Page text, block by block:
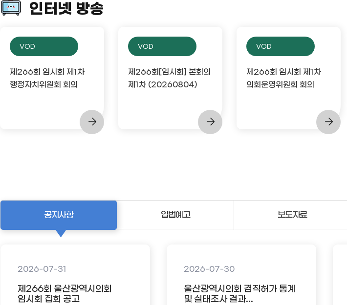
인터넷 방송
VOD
제266회 임시회 제1차
행정자치위원회 회의
VOD
제266회[임시회] 본회의
제1차 (20260804)
VOD
제266회 임시회 제1차
의회운영위원회 회의
공지사항
2026-07-31
제266회 울산광역시의회
임시회 집회 공고
2026-07-30
울산광역시의회 겸직허가 통계
및 실태조사 결과...
입법예고 보도자료